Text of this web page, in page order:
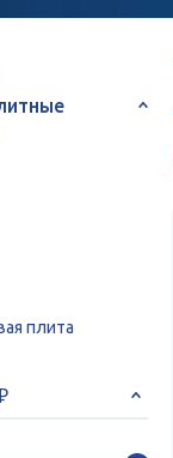
плита